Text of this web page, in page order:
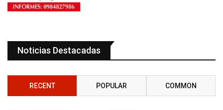
Noticias Destacadas
RECENT POPULAR COMMON